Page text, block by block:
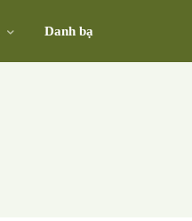
Danh bạ